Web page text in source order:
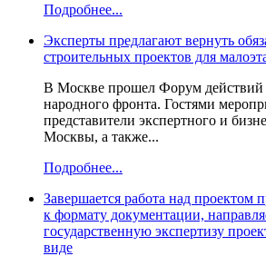
Подробнее...
Эксперты предлагают вернуть
строительных проектов для
В Москве прошел Форум действий
народного фронта. Гостями
представители экспертного и
Москвы, а также...
Подробнее...
Завершается работа над проектом
к формату документации,
государственную экспертизу
виде